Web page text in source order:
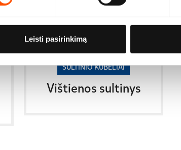
Leisti pasirinkimą
SULTINIO KUBELIAI
Vištienos sultinys